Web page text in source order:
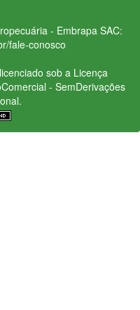
- Embrapa SAC:
fale-conosco
sob a Licença
- SemDerivações